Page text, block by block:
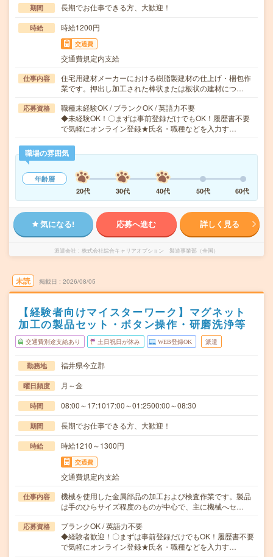
期間 長期でお仕事できる方、大歓迎！
時給 時給1200円
交通費
交通費規定内支給
仕事内容
住宅用建材メーカーにおける樹脂製建材の仕上げ・梱包作
業です。押出し加工された棒状または板状の建材につ…
応募資格
職種未経験OK / ブランクOK / 英語力不要
◆未経験OK！〇まずは事前登録だけでもOK！履歴書不要
で気軽にオンライン登録★氏名・職種などを入力す…
職場の雰囲気
年齢層
20代
30代 40代 50代 60代
気になる! 応募へ進む 詳しく見る
派遣会社 株式会社綜合キャリアオプション 製造事業部（全国）
未読 掲載日 2026/08/05
【経験者向けマイスターワーク】マグネット
加工の製品セット・ボタン操作・研磨洗浄等
交通費別途支給あり 土日祝日が休み WEB登録OK 派遣
勤務地 福井県今立郡
曜日頻度 月～金
時間 08:00～17:1017:00～01:2500:00～08:30
期間 長期でお仕事できる方、大歓迎！
時給 時給1210～1300円
交通費
交通費規定内支給
仕事内容
機械を使用した金属部品の加工および検査作業です。製品
は手のひらサイズ程度のものが中心で、主に機械へセ…
応募資格
ブランクOK / 英語力不要
◆経験者歓迎！〇まずは事前登録だけでもOK！履歴書不要
で気軽にオンライン登録★氏名・職種などを入力す…